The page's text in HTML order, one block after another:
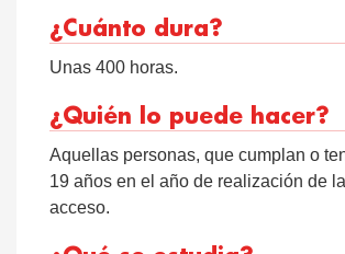
¿Cuánto dura?
Unas 400 horas.
¿Quién lo puede hacer?
Aquellas personas, que cumplan o
19 años en el año de realización de
acceso.